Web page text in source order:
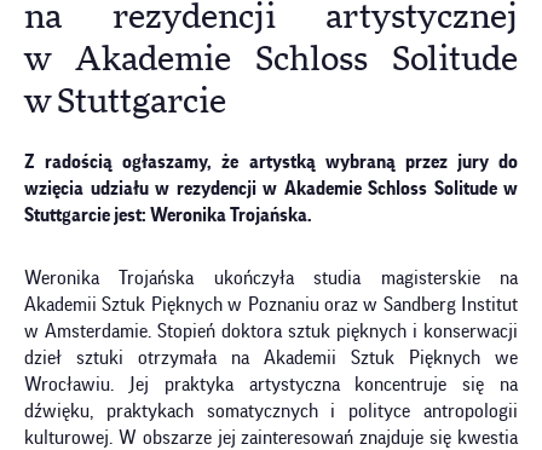
na rezydencji artystycznej
w Akademie Schloss Solitude
w Stuttgarcie
Z radością ogłaszamy, że artystką wybraną przez jury do
wzięcia udziału w rezydencji w Akademie Schloss Solitude w
Stuttgarcie jest: Weronika Trojańska.
Weronika Trojańska ukończyła studia magisterskie na
Akademii Sztuk Pięknych w Poznaniu oraz w Sandberg Institut
w Amsterdamie. Stopień doktora sztuk pięknych i konserwacji
dzieł sztuki otrzymała na Akademii Sztuk Pięknych we
Wrocławiu. Jej praktyka artystyczna koncentruje się na
dźwięku, praktykach somatycznych i polityce antropologii
kulturowej. W obszarze jej zainteresowań znajduje się kwestia